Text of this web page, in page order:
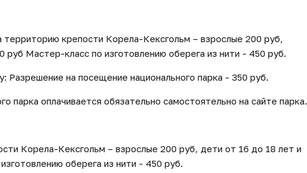
крепости Корела-Кексгольм – взрослые 200 руб,
руб Мастер-класс по изготовлению оберега из нити - 450 руб.
Разрешение на посещение национального парка - 350 руб.
парка оплачивается обязательно самостоятельно на сайте парка.
Корела-Кексгольм – взрослые 200 руб, дети от 16 до 18 лет и
оберега из нити - 450 руб.